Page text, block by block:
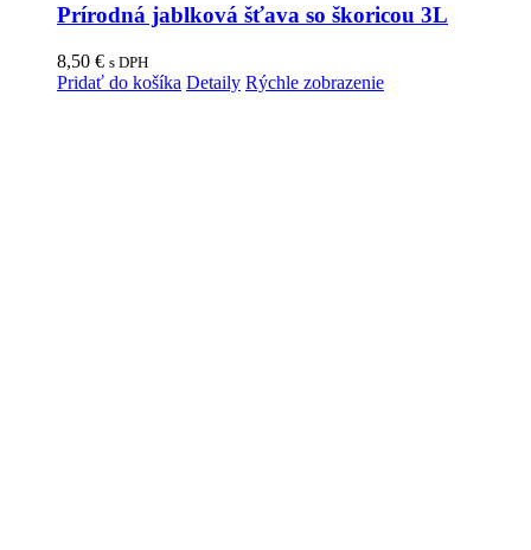
Prírodná jablková šťava so škoricou 3L
8,50 € s DPH
Pridať do košíka Detaily Rýchle zobrazenie